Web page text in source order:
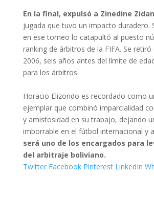
En la final, expulsó a Zinedine
jugada que tuvo un impacto duradero.
en ese torneo lo catapultó al puesto
ranking de árbitros de la FIFA. Se
2006, seis años antes del límite de
para los árbitros.
Horacio Elizondo es recordado como
ejemplar que combinó imparcialidad
y amistosidad en su trabajo, dejando
imborrable en el fútbol internacional y
será uno de los encargados para
del arbitraje boliviano.
Twitter Facebook Pinterest LinkedIn